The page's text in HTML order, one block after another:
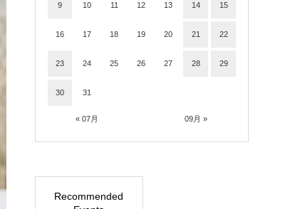
« 07月 09月 »
9 10 11 12 13 14 15
16 17 18 19 20 21 22
23 24 25 26 27 28 29
30 31
Recommended